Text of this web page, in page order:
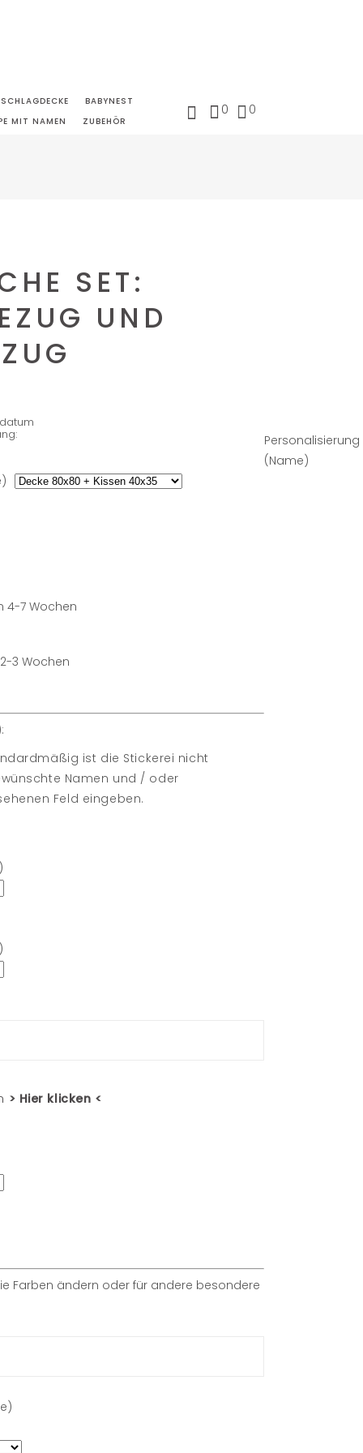
BABYNEST
MIT NAMEN
ZUBEHÖR
0 0
SET:
UND
4-7 Wochen
3 Wochen
ist die Stickerei nicht
Namen und / oder
Feld eingeben.
Personalisierung
(Name)
> Hier klicken <
Farben ändern oder für andere besondere